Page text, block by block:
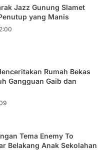
Jazz Gunung Slamet
yang Manis
Rumah Bekas
Gangguan Gaib dan
Tema Enemy To
Belakang Anak Sekolahan